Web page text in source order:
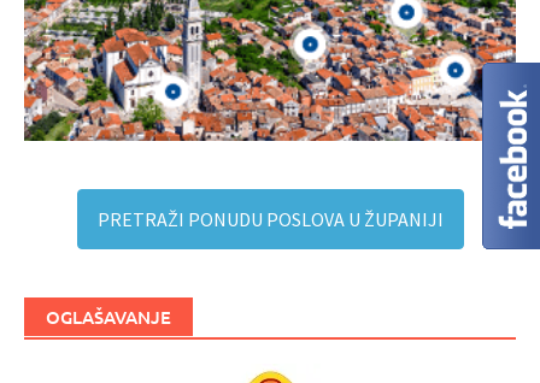
PRETRAŽI PONUDU POSLOVA U ŽUPANIJI
OGLAŠAVANJE